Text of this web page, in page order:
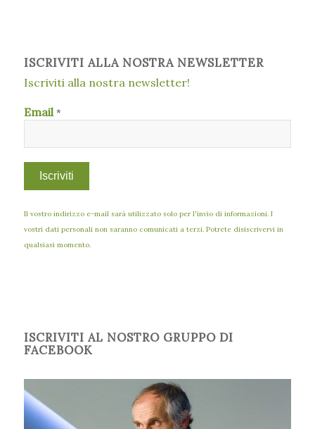
ISCRIVITI ALLA NOSTRA NEWSLETTER
Iscriviti alla nostra newsletter!
Email*
Il vostro indirizzo e-mail sarà utilizzato solo per l'invio di informazioni. I
vostri dati personali non saranno comunicati a terzi. Potrete disiscrivervi in
qualsiasi momento.
ISCRIVITI AL NOSTRO GRUPPO DI
FACEBOOK